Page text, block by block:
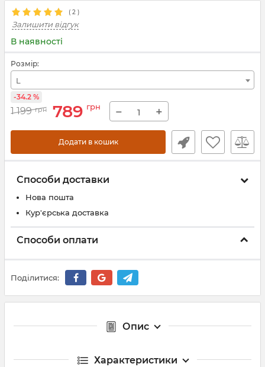
( 2 )
Залишити відгук
В наявності
Розмір:
L
1 199 грн 789 грн
-34.2 %
− +
Додати в кошик
Способи доставки
Нова пошта
Кур'єрська доставка
Способи оплати
Поділитися:
Опис
Характеристики